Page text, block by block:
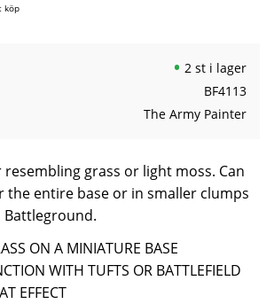
köp
2 st i lager
BF4113
The Army Painter
resembling grass or light moss. Can
the entire base or in smaller clumps
ON A MINIATURE BASE
WITH TUFTS OR BATTLEFIELD
EFFECT